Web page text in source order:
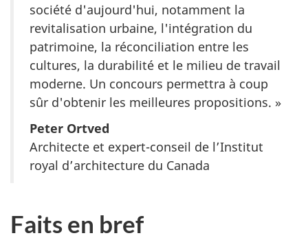
société d'aujourd'hui, notamment la
revitalisation urbaine, l'intégration du
patrimoine, la réconciliation entre les
cultures, la durabilité et le milieu de travail
moderne. Un concours permettra à coup
sûr d'obtenir les meilleures propositions. »
Peter Ortved
Architecte et expert-conseil de l’Institut
royal d’architecture du Canada
Faits en bref